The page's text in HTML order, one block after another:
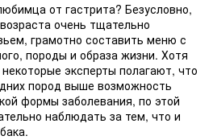
от гастрита? Безусловно,
очень тщательно
грамотно составить меню с
породы и образа жизни. Хотя
эксперты полагают, что
пород выше возможность
формы заболевания, по этой
наблюдать за тем, что и